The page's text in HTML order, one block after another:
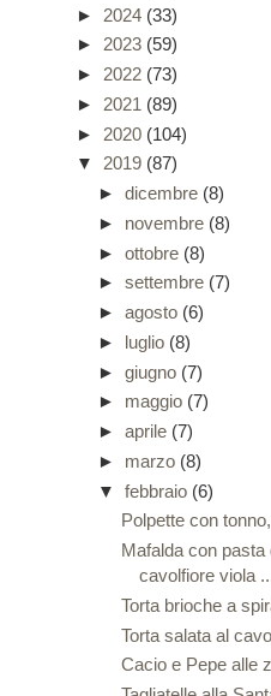
► 2024 (33)
► 2023 (59)
► 2022 (73)
► 2021 (89)
► 2020 (104)
▼ 2019 (87)
► dicembre (8)
► novembre (8)
► ottobre (8)
► settembre (7)
► agosto (6)
► luglio (8)
► giugno (7)
► maggio (7)
► aprile (7)
► marzo (8)
▼ febbraio (6)
Polpette con
Mafalda con pasta
cavolfiore viola
Torta brioche a
Torta salata al
Cacio e Pepe alle